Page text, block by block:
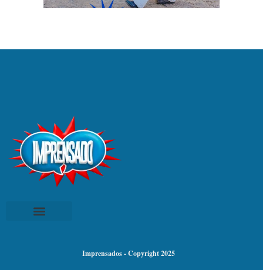
Imprensados - Copyright 2025